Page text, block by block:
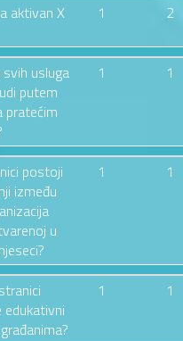
aktivan X
1 2
usluga
putem
pratećim
1 1
postoji
između
u
1 1
1 1